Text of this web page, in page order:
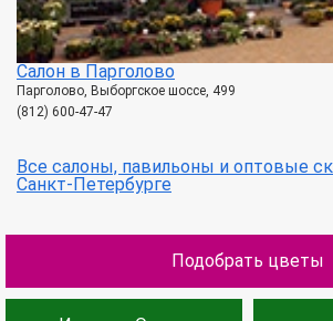
Салон в Парголово
Парголово, Выборгское шоссе, 499
(812) 600-47-47
Все салоны, павильоны и оптовые
Санкт-Петербурге
Подобрать цветы